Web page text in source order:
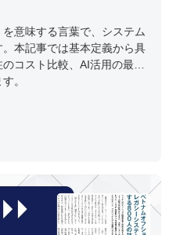
26.03.30
稼働に必要な運用体